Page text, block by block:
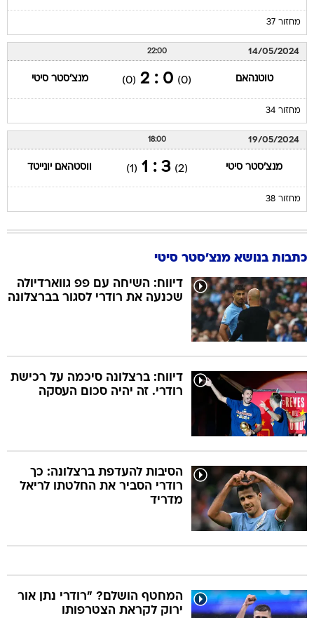
מחזור 37
14/05/2024
22:00
טוטנהאם (0)
0 : 2
(0) מנצ'סטר סיטי
מחזור 34
19/05/2024
18:00
מנצ'סטר סיטי (2)
3 : 1
(1) ווסטהאם יונייטד
מחזור 38
כתבות בנושא מנצ'סטר סיטי
דיווח: השיחה עם פפ גווארדיולה
שכנעה את רודרי לסגור בברצלונה
דיווח: ברצלונה סיכמה על רכישת
רודרי. זה יהיה סכום העסקה
הסיבות להעדפת ברצלונה: כך
רודרי הסביר את החלטתו לריאל
מדריד
המחטף הושלם? "רודרי נתן אור
ירוק לקראת הצטרפותו